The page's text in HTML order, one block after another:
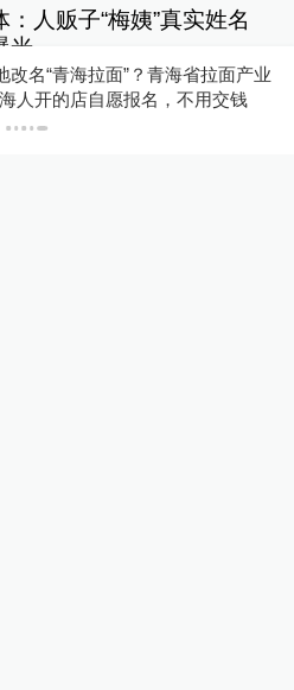
：人贩子“梅姨”真实姓名
光
场 17小时前 65 评
改名“青海拉面”？青海省拉面产业
人开的店自愿报名，不用交钱